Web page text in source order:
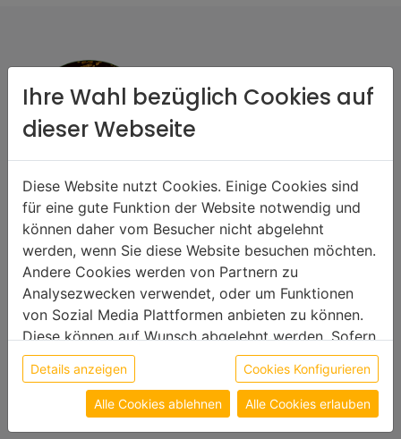
TTM GmbH
Über uns
Partner werden
Kontaktformular
Online einkaufen
AGB
Zahlung und Versand
Widerrufsrecht
Ihre Wahl bezüglich Cookies auf
dieser Webseite
Diese Website nutzt Cookies. Einige Cookies sind
für eine gute Funktion der Website notwendig und
können daher vom Besucher nicht abgelehnt
werden, wenn Sie diese Website besuchen möchten.
Andere Cookies werden von Partnern zu
Analysezwecken verwendet, oder um Funktionen
von Sozial Media Plattformen anbieten zu können.
Diese können auf Wunsch abgelehnt werden. Sofern
sie unsere Webseite weiter nutzen, geben Sie
Einwilligung zu unseren Cookies.
Details anzeigen Cookies Konfigurieren
Alle Cookies ablehnen Alle Cookies erlauben